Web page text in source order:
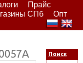
Прайс
СПб
Опт
Поиск